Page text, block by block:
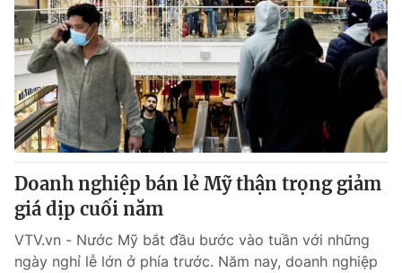
Doanh nghiệp bán lẻ Mỹ thận trọng giảm
giá dịp cuối năm
VTV.vn - Nước Mỹ bắt đầu bước vào tuần với những
ngày nghỉ lễ lớn ở phía trước. Năm nay, doanh nghiệp